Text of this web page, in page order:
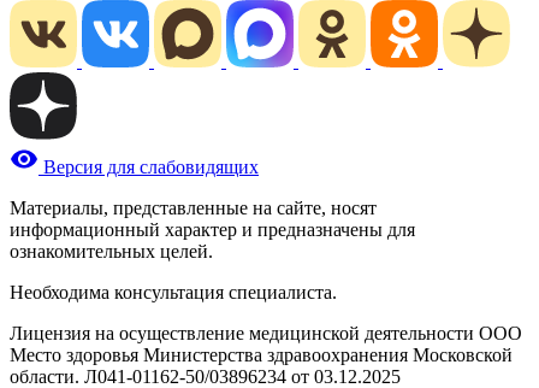
Версия для слабовидящих
Материалы, представленные на сайте, носят
информационный характер и предназначены для
ознакомительных целей.
Необходима консультация специалиста.
Лицензия на осуществление медицинской деятельности ООО
Место здоровья Министерства здравоохранения Московской
области. Л041-01162-50/03896234 от 03.12.2025